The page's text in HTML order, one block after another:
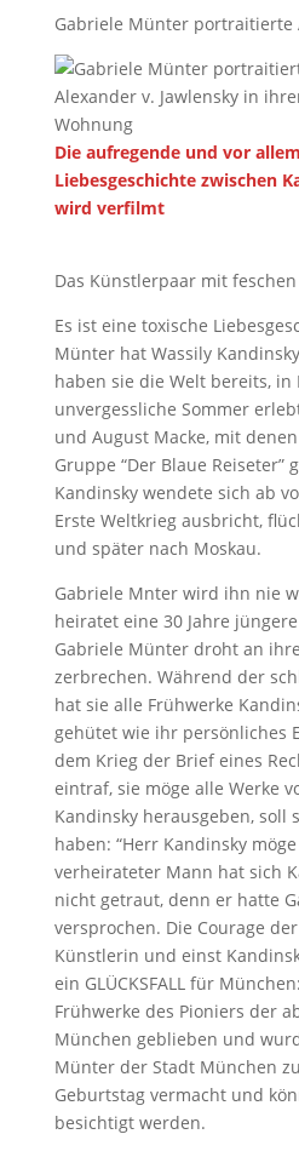
Gabriele Münter portraitierte
Die aufregende und vor
Liebesgeschichte zwischen
wird verfilmt
Das Künstlerpaar mit
Es ist eine toxische
Münter hat Wassily
haben sie die Welt bereits, in
unvergessliche Sommer
und August Macke, mit
Gruppe “Der Blaue Reiseter”
Kandinsky wendete sich ab
Erste Weltkrieg ausbricht,
und später nach Moskau.
Gabriele Mnter wird ihn nie
heiratet eine 30 Jahre
Gabriele Münter droht an
zerbrechen. Während der
hat sie alle Frühwerke
gehütet wie ihr persönliches
dem Krieg der Brief eines
eintraf, sie möge alle Werke
Kandinsky herausgeben, soll
haben: “Herr Kandinsky
verheirateter Mann hat sich
nicht getraut, denn er hatte
versprochen. Die Courage
Künstlerin und einst
ein GLÜCKSFALL für
Frühwerke des Pioniers der
München geblieben und
Münter der Stadt München
Geburtstag vermacht und
besichtigt werden.